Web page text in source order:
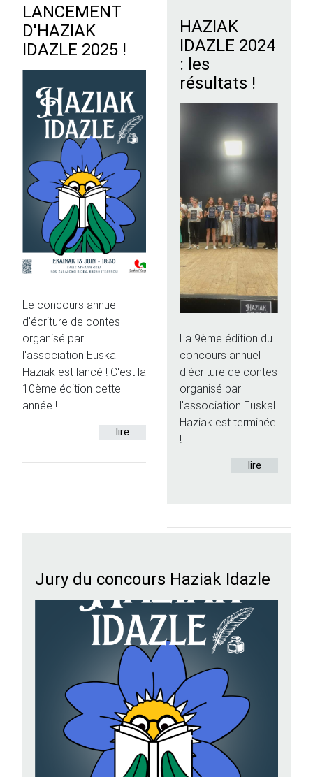
LANCEMENT
D'HAZIAK
IDAZLE 2025 !
Le concours annuel
d'écriture de contes
organisé par
l'association Euskal
Haziak est lancé ! C'est la
10ème édition cette
année !
lire
HAZIAK
IDAZLE 2024
: les
résultats !
La 9ème édition du
concours annuel
d'écriture de contes
organisé par
l'association Euskal
Haziak est terminée
!
lire
Jury du concours Haziak Idazle